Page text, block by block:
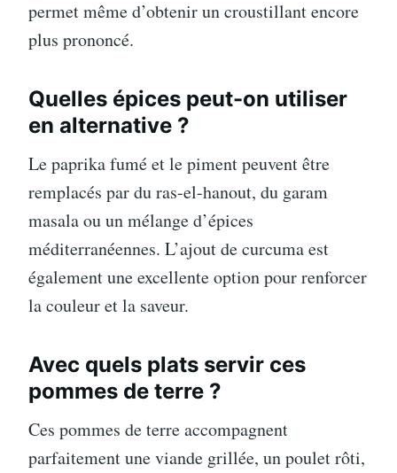
permet même d’obtenir un croustillant encore
plus prononcé.
Quelles épices peut-on utiliser
en alternative ?
Le paprika fumé et le piment peuvent être
remplacés par du ras-el-hanout, du garam
masala ou un mélange d’épices
méditerranéennes. L’ajout de curcuma est
également une excellente option pour renforcer
la couleur et la saveur.
Avec quels plats servir ces
pommes de terre ?
Ces pommes de terre accompagnent
parfaitement une viande grillée, un poulet rôti,